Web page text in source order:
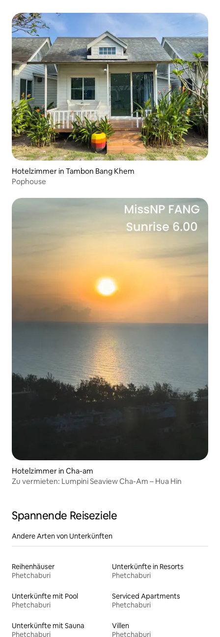
Hotelzimmer in Tambon Bang Khem
Pophouse
Hotelzimmer in Cha-am
Zu vermieten: Lumpini Seaview Cha-Am – Hua Hin
Spannende Reiseziele
Andere Arten von Unterkünften
Reihenhäuser
Phetchaburi
Unterkünfte in Resorts
Phetchaburi
Unterkünfte mit Pool
Phetchaburi
Serviced Apartments
Phetchaburi
Unterkünfte mit Sauna
Phetchaburi
Villen
Phetchaburi